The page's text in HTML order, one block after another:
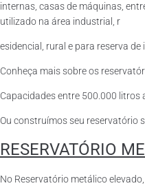
internas, casas de máquinas,
utilizado na área industrial, r
esidencial, rural e para reserva de
Conheça mais sobre os
Capacidades entre 500.000 litros
Ou construímos seu reservatório
RESERVATÓRIO
No Reservatório metálico